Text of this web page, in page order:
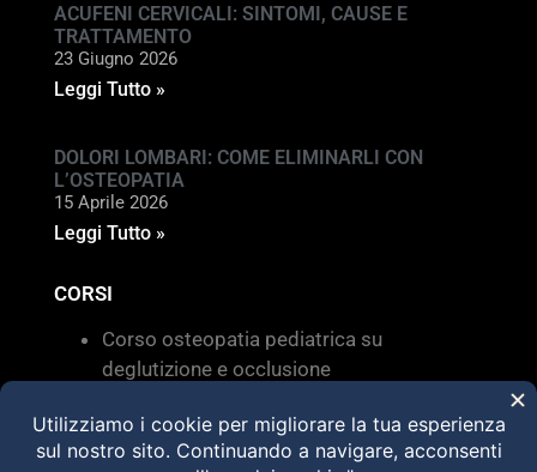
ACUFENI CERVICALI: SINTOMI, CAUSE E
TRATTAMENTO
23 Giugno 2026
Leggi Tutto »
DOLORI LOMBARI: COME ELIMINARLI CON
L’OSTEOPATIA
15 Aprile 2026
Leggi Tutto »
CORSI
Corso osteopatia pediatrica su
deglutizione e occlusione
disfunzioni dei sistemi di movimento –
Torino 28 MARZO 2026